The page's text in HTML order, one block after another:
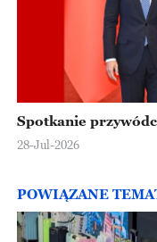
Spotkanie
28-Jul-2026
POWIĄZANE